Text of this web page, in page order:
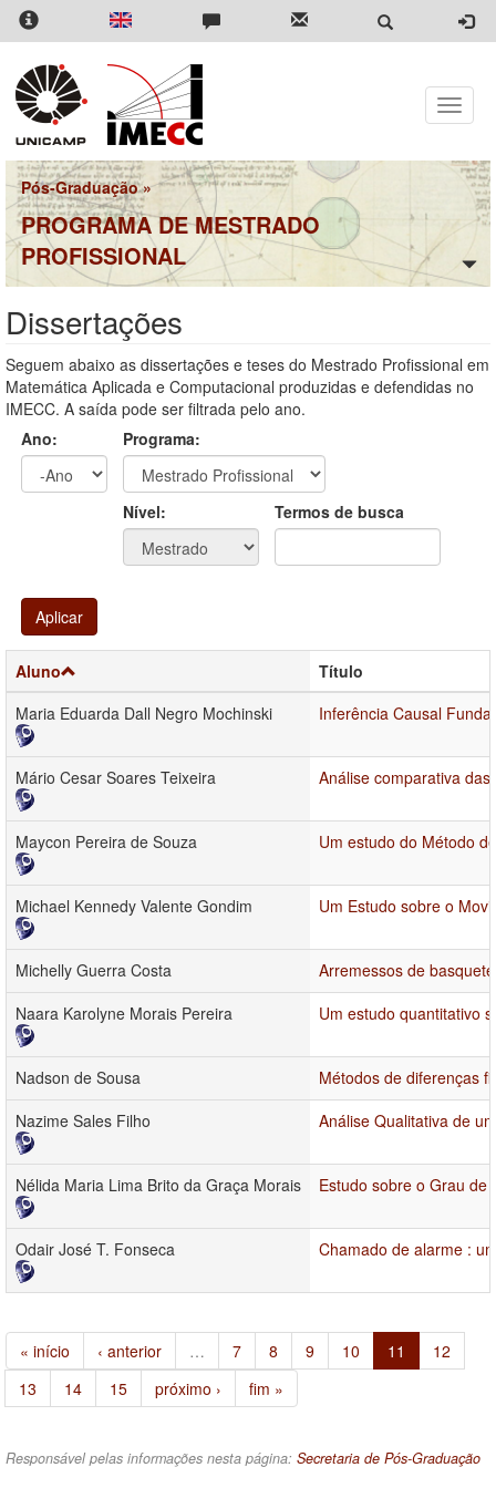
Pular
para
conteúdo
principal
Toggle
Pós-Graduação»
PROGRAMA DE MESTRADO
PROFISSIONAL
Dissertações
Seguem abaixo as dissertações e teses do Mestrado Profissional em
Matemática Aplicada e Computacional produzidas e defendidas no
IMECC. A saída pode ser filtrada pelo ano.
Ano:
Programa:
Nível: Termos de busca
Aplicar
Aluno
Título
Maria Eduarda Dall Negro Mochinski
Inferência Causal
Mário Cesar Soares Teixeira Análise comparativa
Maycon Pereira de Souza Um estudo do Método
Michael Kennedy Valente Gondim Um Estudo sobre o
Michelly Guerra Costa
Arremessos de
Naara Karolyne Morais Pereira
Um estudo quantitativo
Nadson de Sousa
Métodos de diferenças
Nazime Sales Filho
Análise Qualitativa de
Nélida Maria Lima Brito da Graça Morais Estudo sobre o Grau de
Odair José T. Fonseca Chamado de alarme :
« início ‹ anterior … 7 8 9 10 11
12
13
14 15 próximo › fim »
Responsável pelas informações nesta página: Secretaria de Pós-Graduação